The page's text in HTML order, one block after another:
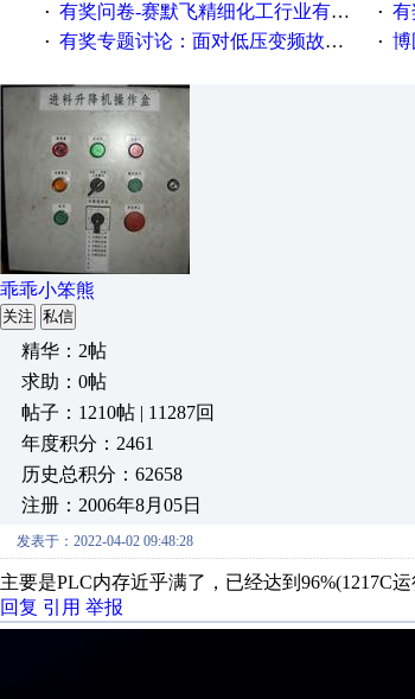
· 有奖问卷-赛默飞精细化工行业有奖调查来袭！ · 有
· 有奖专题讨论：面对低压变频故障，老手是这样解决的！ · 博
乖乖小笨熊
关注 私信
精华：2帖
求助：0帖
帖子：1210帖 | 11287回
年度积分：2461
历史总积分：62658
注册：2006年8月05日
发表于：2022-04-02 09:48:28
主要是PLC内存近乎满了，已经达到96%(1217C
回复 引用 举报